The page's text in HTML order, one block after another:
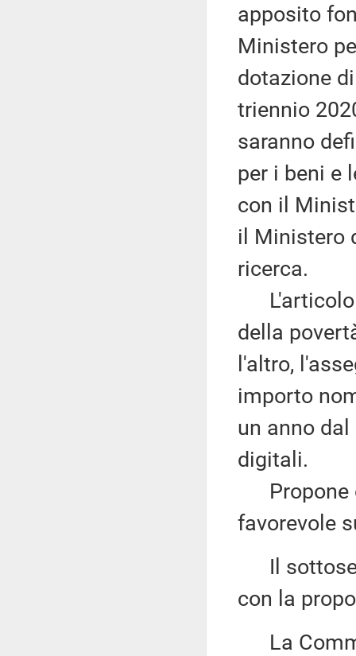
apposito
Ministero
dotazione
triennio
saranno
per i beni e
con il
il Ministero
ricerca.
L'articolo
della
l'altro,
importo
un anno
digitali.
Propone
favorevole
Il
con la
La